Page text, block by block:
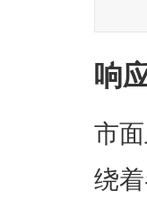
响
市
绕